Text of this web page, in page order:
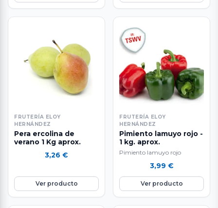
FRUTERÍA ELOY
HERNÁNDEZ
Pera ercolina de
verano 1 Kg aprox.
3,26 €
Ver producto
FRUTERÍA ELOY
HERNÁNDEZ
Pimiento lamuyo rojo -
1 kg. aprox.
Pimiento lamuyo rojo
3,99 €
Ver producto